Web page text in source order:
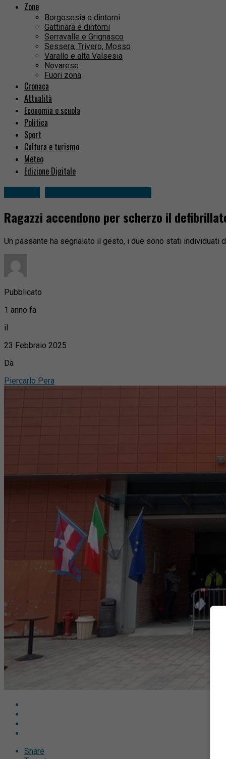
Zone
Borgosesia e dintorni
Gattinara e dintorni
Serravalle e Grignasco
Sessera, Trivero, Mosso
Varallo e alta Valsesia
Novarese
Fuori zona
Cronaca
Attualità
Economia e scuola
Politica
Sport
Cultura e turismo
Meteo
Edizione Digitale
Ragazzi accendono per scherzo il
Un passante ha segnalato il gesto, i due sono stati individuati
Pubblicato
1 anno fa
il
23 Febbraio 2025
Da
Piercarlo Pera
Share